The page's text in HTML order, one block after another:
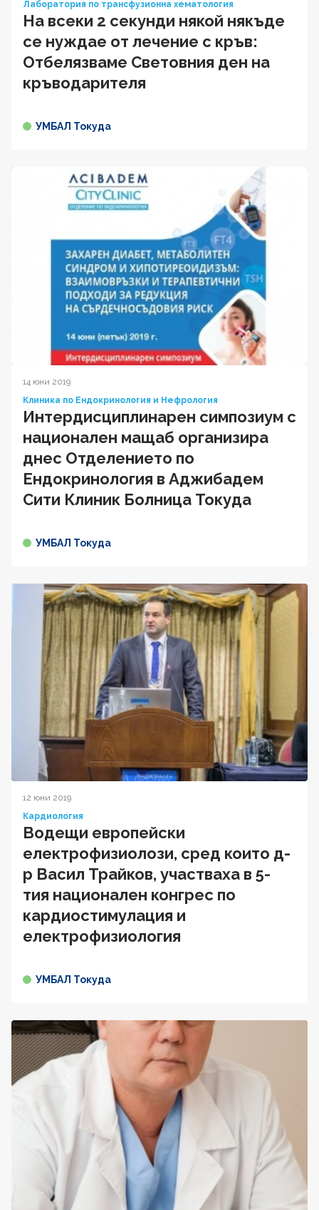
Лаборатория по трансфузионна хематология
На всеки 2 секунди някой някъде
се нуждае от лечение с кръв:
Отбелязваме Световния ден на
кръводарителя
УМБАЛ Токуда
14 юни 2019
Клиника по Ендокринология и Нефрология
Интердисциплинарен симпозиум с
национален мащаб организира
днес Отделението по
Ендокринология в Аджибадем
Сити Клиник Болница Токуда
УМБАЛ Токуда
12 юни 2019
Кардиология
Водещи европейски
електрофизиолози, сред които д-
р Васил Трайков, участваха в 5-
тия национален конгрес по
кардиостимулация и
електрофизиология
УМБАЛ Токуда